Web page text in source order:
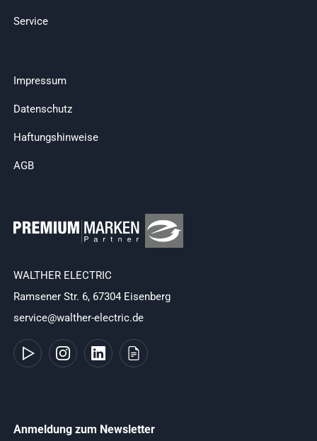
Service
Impressum
Datenschutz
Haftungshinweise
AGB
WALTHER ELECTRIC
Ramsener Str. 6, 67304 Eisenberg
service@walther-electric.de
Anmeldung zum Newsletter